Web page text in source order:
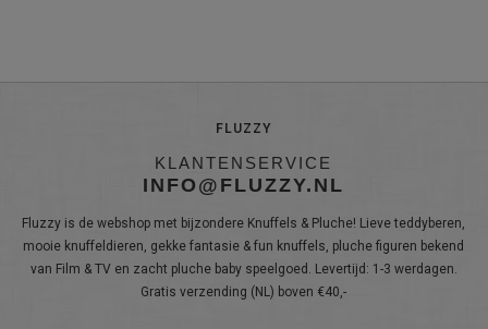
FLUZZY
KLANTENSERVICE
INFO@FLUZZY.NL
Fluzzy is de webshop met bijzondere Knuffels & Pluche! Lieve teddyberen,
mooie knuffeldieren, gekke fantasie & fun knuffels, pluche figuren bekend
van Film & TV en zacht pluche baby speelgoed. Levertijd: 1-3 werdagen.
Gratis verzending (NL) boven €40,-